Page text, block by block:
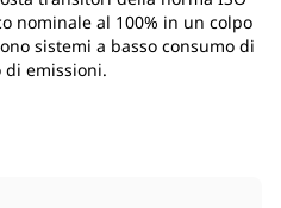
nominale al 100% in un colpo
sistemi a basso consumo di
di emissioni.